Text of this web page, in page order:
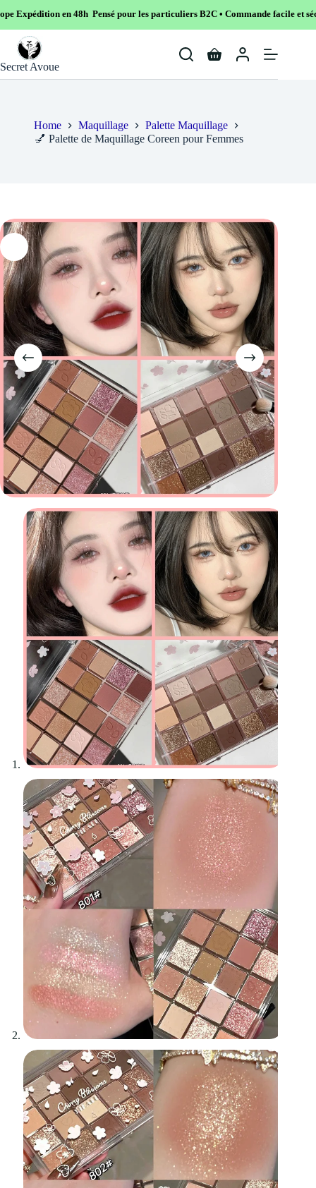
Pensé pour les particuliers B2C • Commande facile et sécurisé
content
Secret Avoue
Shopping
Home Maquillage
Palette Maquillage
💅 Palette de Maquillage Coreen pour Femmes